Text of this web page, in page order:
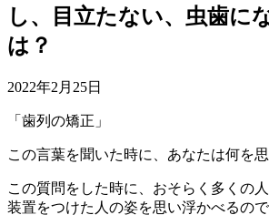
し、目立たない、虫歯に
は？
2022年2月25日
「歯列の矯正」
この言葉を聞いた時に、あなたは何を
この質問をした時に、おそらく多くの
装置をつけた人の姿を思い浮かべるの